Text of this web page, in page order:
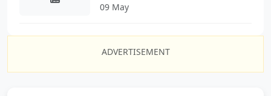
09 May
ADVERTISEMENT